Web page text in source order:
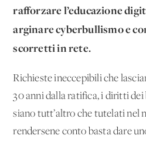
rafforzare l’educazione
arginare cyberbullismo e
scorretti in rete.
Richieste ineccepibili che
30 anni dalla ratifica, i diritti dei
siano tutt’altro che tutelati nel
rendersene conto basta dare